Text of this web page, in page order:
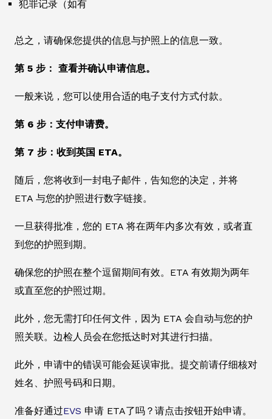
犯罪记录（如有
总之，请确保您提供的信息与护照上的信息一致。
第 5 步： 查看并确认申请信息。
一般来说，您可以使用合适的电子支付方式付款。
第 6 步：支付申请费。
第 7 步：收到英国 ETA。
随后，您将收到一封电子邮件，告知您的决定，并将
ETA 与您的护照进行数字链接。
一旦获得批准，您的 ETA 将在两年内多次有效，或者直
到您的护照到期。
确保您的护照在整个逗留期间有效。ETA 有效期为两年
或直至您的护照过期。
此外，您无需打印任何文件，因为 ETA 会自动与您的护
照关联。边检人员会在您抵达时对其进行扫描。
此外，申请中的错误可能会延误审批。提交前请仔细核对
姓名、护照号码和日期。
准备好通过EVS 申请 ETA了吗？请点击按钮开始申请。